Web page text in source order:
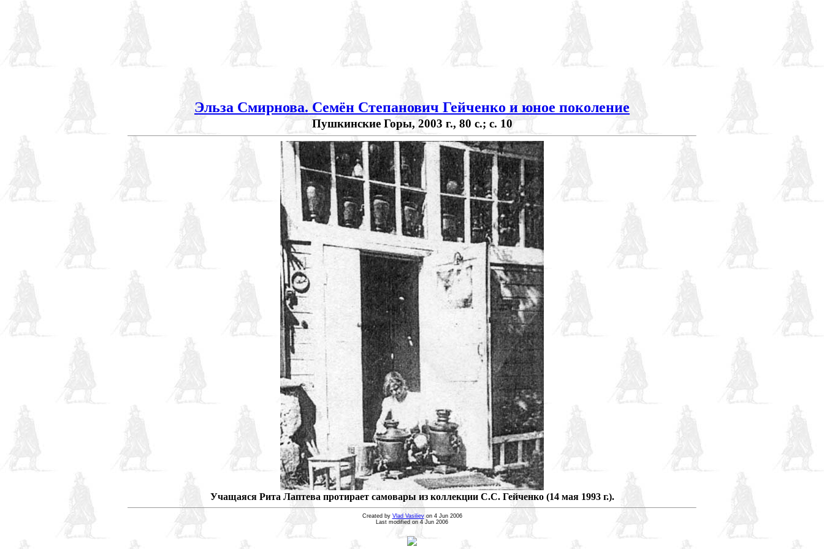
Эльза Смирнова. Семён Степанович Гейченко и юное поколение
Пушкинские Горы, 2003 г., 80 с.; с. 10
Учащаяся Рита Лаптева протирает самовары из коллекции С.С. Гейченко (14 мая 1993 г.).
Created by Vlad Vasilievon 4 Jun 2006
Last modified on 4 Jun 2006